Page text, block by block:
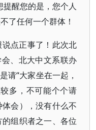
醒您的是，您个人
了任何一个群体！
点正事了！此次北
、北大中文系联办
请“大家坐在一起，
多，不可能个个请
会），没有什么不
组织者之一、各位